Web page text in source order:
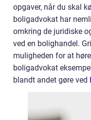
opgaver, når du skal
boligadvokat har
omkring de juridiske
ved en bolighandel.
muligheden for at
boligadvokat
blandt andet gøre ved